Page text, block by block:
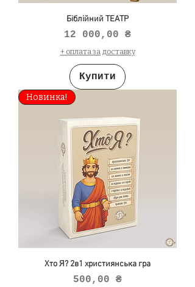
Біблійний ТЕАТР
Ціна
12 000,00 ₴
+ оплата за доставку
Купити
Новинка!
Хто Я? 2в1 християнська гра
Ціна
500,00 ₴